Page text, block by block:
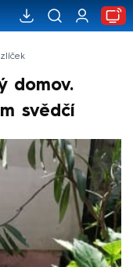
domov.
svědčí